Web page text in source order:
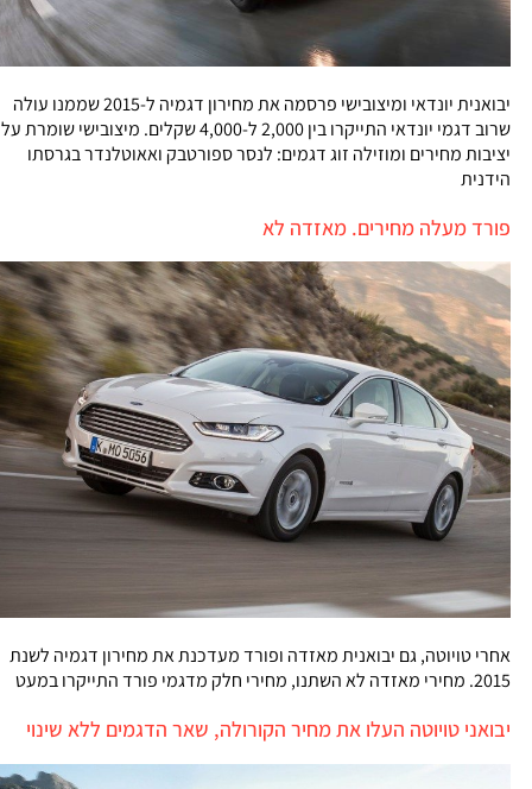
יבואנית יונדאי ומיצובישי פרסמה את מחירון דגמיה ל-2015 שממנו עולה
שרוב דגמי יונדאי התייקרו בין 2,000 ל-4,000 שקלים. מיצובישי שומרת על
יציבות מחירים ומוזילה זוג דגמים: לנסר ספורטבק ואאוטלנדר בגרסתו
הידנית
פורד מעלה מחירים. מאזדה לא
אחרי טויוטה, גם יבואנית מאזדה ופורד מעדכנת את מחירון דגמיה לשנת
2015. מחירי מאזדה לא השתנו, מחירי חלק מדגמי פורד התייקרו במעט
יבואני טויוטה העלו את מחיר הקורולה, שאר הדגמים ללא שינוי